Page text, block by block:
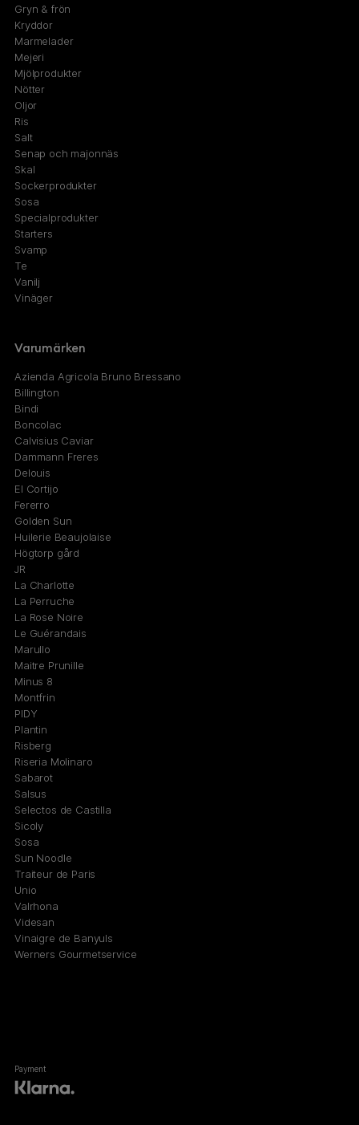
Gryn & frön
Kryddor
Marmelader
Mejeri
Mjölprodukter
Nötter
Oljor
Ris
Salt
Senap och majonnäs
Skal
Sockerprodukter
Sosa
Specialprodukter
Starters
Svamp
Te
Vanilj
Vinäger
Varumärken
Azienda Agricola Bruno Bressano
Billington
Bindi
Boncolac
Calvisius Caviar
Dammann Freres
Delouis
El Cortijo
Fererro
Golden Sun
Huilerie Beaujolaise
Högtorp gård
JR
La Charlotte
La Perruche
La Rose Noire
Le Guérandais
Marullo
Maitre Prunille
Minus 8
Montfrin
PIDY
Plantin
Risberg
Riseria Molinaro
Sabarot
Salsus
Selectos de Castilla
Sicoly
Sosa
Sun Noodle
Traiteur de Paris
Unio
Valrhona
Videsan
Vinaigre de Banyuls
Werners Gourmetservice
Payment